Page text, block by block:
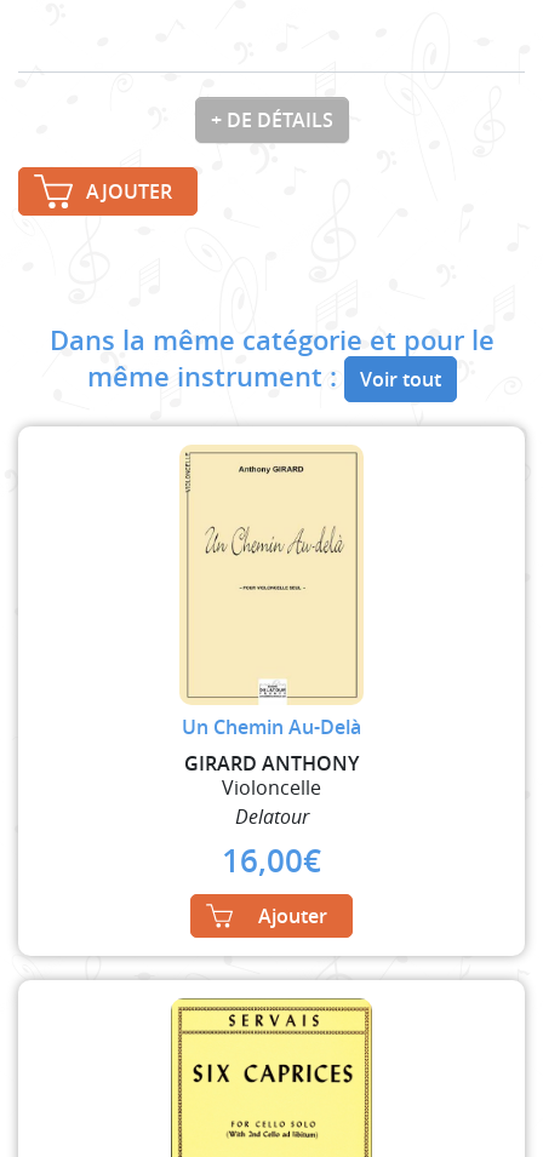
+ DE DÉTAILS
AJOUTER
Dans la même catégorie et pour le
même instrument :
Voir tout
Un Chemin Au-Delà
GIRARD ANTHONY
Violoncelle
Delatour
16,00€
Ajouter